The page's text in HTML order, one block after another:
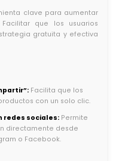
clave para aumentar
que los usuarios
gratuita y efectiva
Facilita que los
con un solo clic.
redes sociales: Permite
directamente desde
o Facebook.